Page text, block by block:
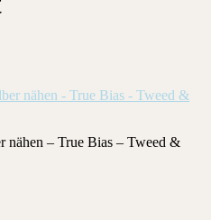
nähen – True Bias – Tweed &